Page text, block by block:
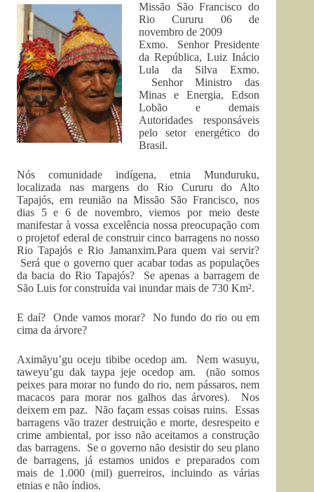
Missão São Francisco do
Rio Cururu 06 de
novembro de 2009
Exmo. Senhor Presidente
da República, Luiz Inácio
Lula da Silva Exmo.
Senhor Ministro das
Minas e Energia, Edson
Lobão e demais
Autoridades responsáveis
pelo setor energético do
Brasil.
Nós comunidade indígena, etnia Munduruku,
localizada nas margens do Rio Cururu do Alto
Tapajós, em reunião na Missão São Francisco, nos
dias 5 e 6 de novembro, viemos por meio deste
manifestar à vossa excelência nossa preocupação com
o projetof ederal de construir cinco barragens no nosso
Rio Tapajós e Rio Jamanxim.Para quem vai servir?
Será que o governo quer acabar todas as populações
da bacia do Rio Tapajós? Se apenas a barragem de
São Luis for construída vai inundar mais de 730 Km².
E daí? Onde vamos morar? No fundo do rio ou em
cima da árvore?
Aximãyu’gu oceju tibibe ocedop am. Nem wasuyu,
taweyu’gu dak taypa jeje ocedop am. (não somos
peixes para morar no fundo do rio, nem pássaros, nem
macacos para morar nos galhos das árvores). Nos
deixem em paz. Não façam essas coisas ruins. Essas
barragens vão trazer destruição e morte, desrespeito e
crime ambiental, por isso não aceitamos a construção
das barragens. Se o governo não desistir do seu plano
de barragens, já estamos unidos e preparados com
mais de 1.000 (mil) guerreiros, incluindo as várias
etnias e não índios.